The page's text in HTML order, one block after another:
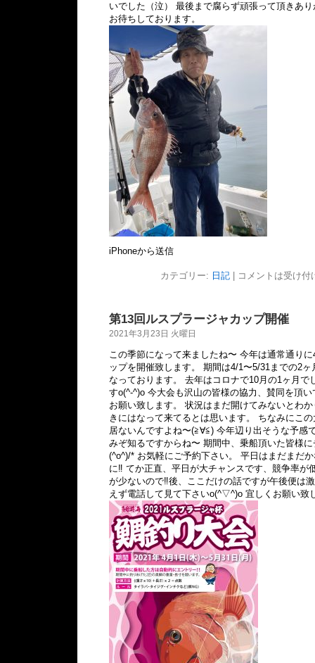
いでした（泣） 最後まで腐らず頑張って頂きあ
お待ちしております。
iPhoneから送信
カテゴリー: 日記| コメントは受け付
第13回ルスプラージャカップ開催
2021年3月23日 火曜日
この季節になって来ましたね〜 今年は通常通り
ップを開催致します。 期間は4/1〜5/31までの2
なっております。 去年はコロナで10月の1ヶ月で
すo(^-^)o 今大会も沢山の皆様の協力、賛同を頂
お願い致します。 状況はまだ開けてみないとわ
きにはなって来てるとは思います。 ちなみにこ
居ないんですよね〜(≧∀≦) 今年辺り出そうな予感
みぞ知るですからね〜 期間中、乗船頂いた皆様
(^o^)/* お気軽にご予約下さい。 平日はまだまだ
に‼︎ てか正直、平日が大チャンスです、競争率が
が少ないので‼︎後、ここだけの話ですが午後便は
えず電話して見て下さいo(^▽^)o 宜しくお願い致